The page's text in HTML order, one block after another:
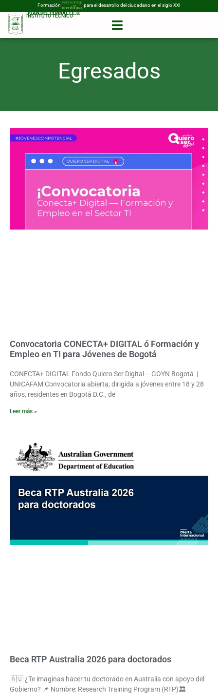
Formacióntecnológicapara el desarrollo del ciudadano en el siglo XXI
INSTITUTO TÉCNICO
JUAN DEL CORRAL I.E.D.
Egresados
Convocatoria CONECTA+ DIGITAL ó Formación y
Empleo en TI para Jóvenes de Bogotá
CONECTA+ DIGITAL Fondo Quiero Ser Digital – GOYN Bogotá |
UNICAFAM Convocatoria abierta, dirigida a jóvenes entre 18 y 28
años, residentes en Bogotá D.C., de
Leer más »
Beca RTP Australia 2026 para doctorados
🇦🇺 ¿Te imaginas hacer tu doctorado en Australia con apoyo del
Gobierno? 📌 Nombre: Research Training Program (RTP)🏛️